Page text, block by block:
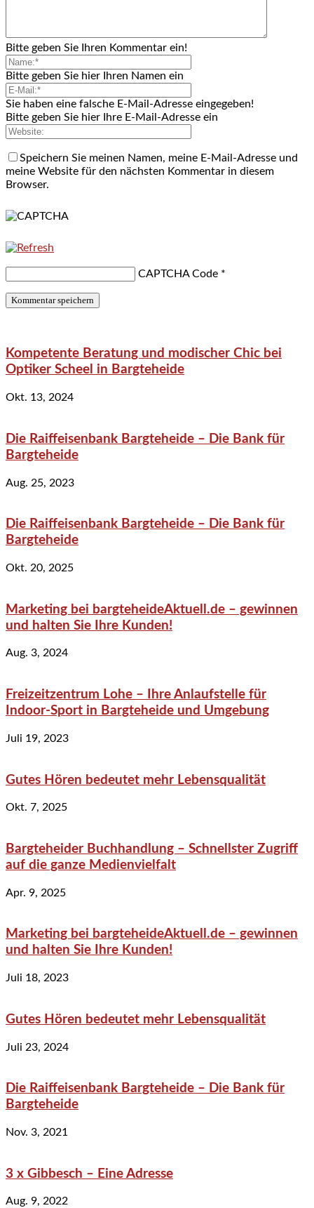
Bitte geben Sie Ihren Kommentar ein!
Bitte geben Sie hier Ihren Namen ein
Sie haben eine falsche E-Mail-Adresse eingegeben!
Bitte geben Sie hier Ihre E-Mail-Adresse ein
Speichern Sie meinen Namen, meine E-Mail-Adresse und
meine Website für den nächsten Kommentar in diesem
Browser.
CAPTCHA Code *
Kompetente Beratung und modischer Chic bei
Optiker Scheel in Bargteheide
Okt. 13, 2024
Die Raiffeisenbank Bargteheide – Die Bank für
Bargteheide
Aug. 25, 2023
Die Raiffeisenbank Bargteheide – Die Bank für
Bargteheide
Okt. 20, 2025
Marketing bei bargteheideAktuell.de – gewinnen
und halten Sie Ihre Kunden!
Aug. 3, 2024
Freizeitzentrum Lohe – Ihre Anlaufstelle für
Indoor-Sport in Bargteheide und Umgebung
Juli 19, 2023
Gutes Hören bedeutet mehr Lebensqualität
Okt. 7, 2025
Bargteheider Buchhandlung – Schnellster Zugriff
auf die ganze Medienvielfalt
Apr. 9, 2025
Marketing bei bargteheideAktuell.de – gewinnen
und halten Sie Ihre Kunden!
Juli 18, 2023
Gutes Hören bedeutet mehr Lebensqualität
Juli 23, 2024
Die Raiffeisenbank Bargteheide – Die Bank für
Bargteheide
Nov. 3, 2021
3 x Gibbesch – Eine Adresse
Aug. 9, 2022